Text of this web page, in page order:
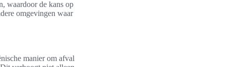
waardoor de kans op
omgevingen waar
manier om afval